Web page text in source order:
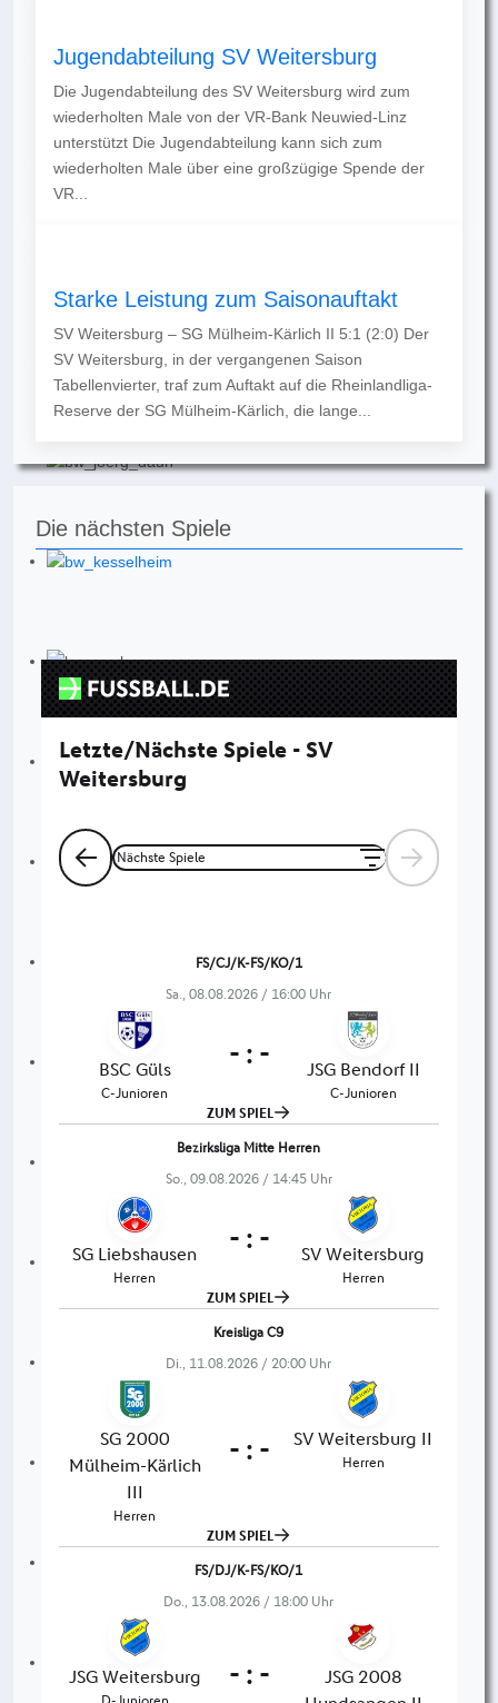
Jugendabteilung SV Weitersburg
Die Jugendabteilung des SV Weitersburg wird zum
wiederholten Male von der VR-Bank Neuwied-Linz
unterstützt Die Jugendabteilung kann sich zum
wiederholten Male über eine großzügige Spende der
VR...
Starke Leistung zum Saisonauftakt
SV Weitersburg – SG Mülheim-Kärlich II 5:1 (2:0) Der
SV Weitersburg, in der vergangenen Saison
Tabellenvierter, traf zum Auftakt auf die Rheinlandliga-
Reserve der SG Mülheim-Kärlich, die lange...
Die nächsten Spiele